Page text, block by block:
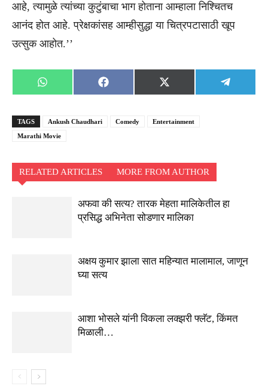
आहे, त्यामुळे त्यांच्या कुटुंबाचा भाग होताना आम्हाला निश्चितच
आनंद होत आहे. प्रेक्षकांसह आम्हीसुद्धा या चित्रपटासाठी खूप
उत्सुक आहोत.’’
Share
on
WhatsApp
Share
on
Facebook
Share
on
X
(Twitter)
Share
on
TAGS Ankush Chaudhari Comedy
Entertainment
Marathi Movie
RELATED ARTICLES MORE FROM AUTHOR
अफवा की सत्य? तारक मेहता मालिकेतील हा
प्रसिद्ध अभिनेता सोडणार मालिका
अक्षय कुमार झाला सात महिन्यात मालामाल, जाणून
घ्या सत्य
आशा भोसले यांनी विकला लक्झरी फ्लॅट, किंमत
मिळाली…